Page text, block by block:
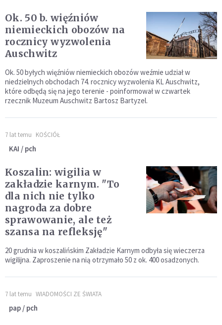
Ok. 50 b. więźniów
niemieckich obozów na
rocznicy wyzwolenia
Auschwitz
Ok. 50 byłych więźniów niemieckich obozów weźmie udział w
niedzielnych obchodach 74. rocznicy wyzwolenia KL Auschwitz,
które odbędą się na jego terenie - poinformował w czwartek
rzecznik Muzeum Auschwitz Bartosz Bartyzel.
7 lat temu KOŚCIÓŁ
KAI / pch
Koszalin: wigilia w
zakładzie karnym. "To
dla nich nie tylko
nagroda za dobre
sprawowanie, ale też
szansa na refleksję"
20 grudnia w koszalińskim Zakładzie Karnym odbyła się wieczerza
wigilijna. Zaproszenie na nią otrzymało 50 z ok. 400 osadzonych.
7 lat temu WIADOMOŚCI ZE ŚWIATA
pap / pch